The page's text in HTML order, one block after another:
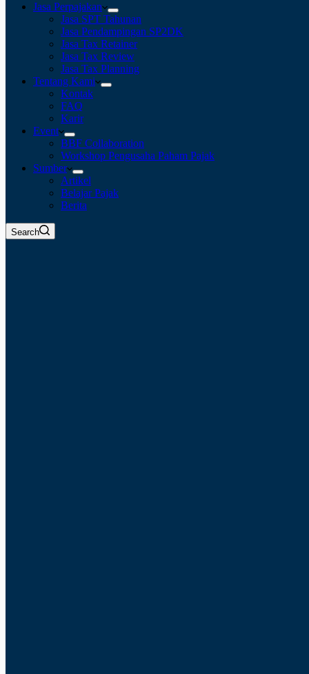
Jasa Perpajakan
Jasa SPT Tahunan
Jasa Pendampingan SP2DK
Jasa Tax Retainer
Jasa Tax Review
Jasa Tax Planning
Tentang Kami
Kontak
FAQ
Karir
Event
BBF Collaboration
Workshop Pengusaha Paham Pajak
Sumber
Artikel
Belajar Pajak
Berita
Search